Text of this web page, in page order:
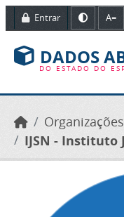
Ir para o conteúdo
Entrar A=
DADOS
DO ESTADO DO
Organizações
IJSN - Instituto